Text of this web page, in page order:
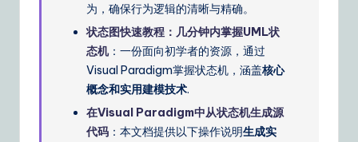
为，确保行为逻辑的清晰与精确。
状态图快速教程：几分钟内掌握UML状
态机：一份面向初学者的资源，通过
Visual Paradigm掌握状态机，涵盖核心
概念和实用建模技术.
在Visual Paradigm中从状态机生成源
代码 ：本文档提供以下操作说明生成实